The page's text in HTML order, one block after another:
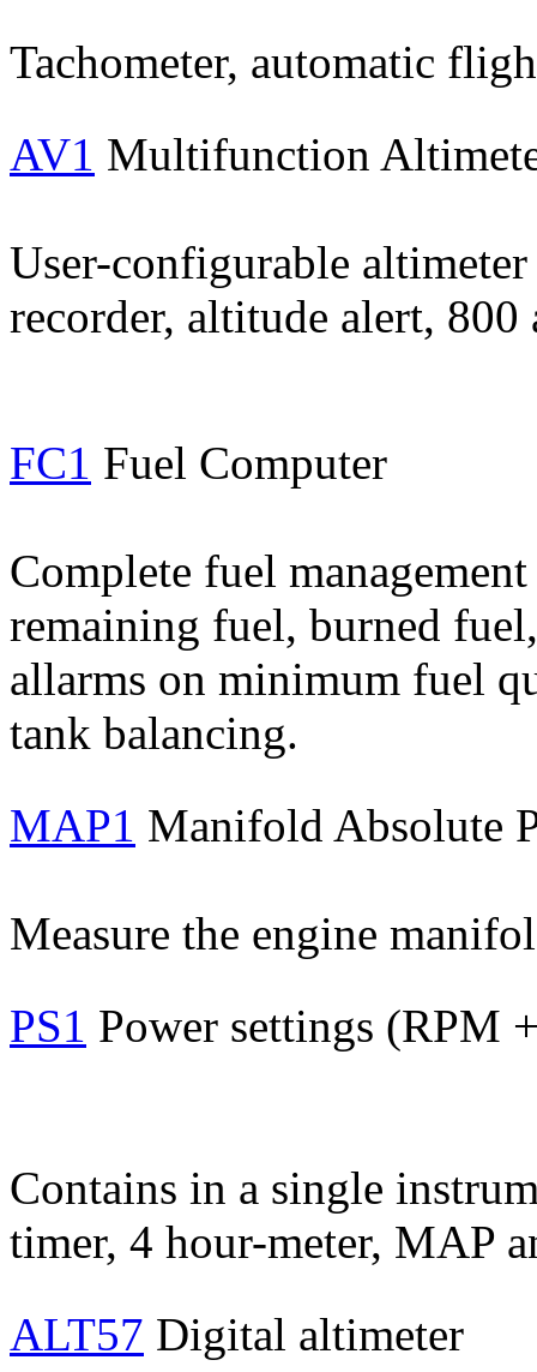
Tachometer, automatic
AV1 Multifunction
User-configurable
recorder, altitude alert, 800
FC1 Fuel Computer
Complete fuel
remaining fuel, burned
allarms on minimum fuel
tank balancing.
MAP1 Manifold Absolute
Measure the engine
PS1 Power settings (RPM
Contains in a single
timer, 4 hour-meter, MAP
ALT57 Digital altimeter